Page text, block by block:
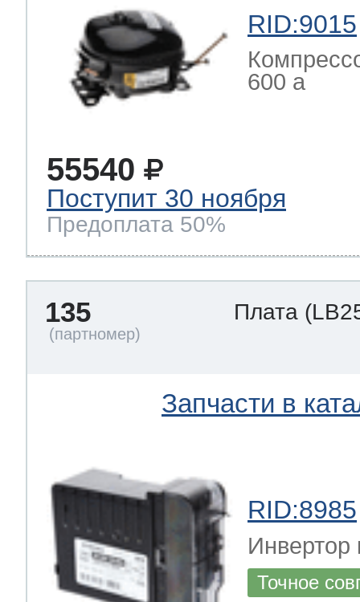
RID:9015
600 a
55540
Поступит 30 ноября
Предоплата 50%
135 Плата
Запчасти в
RID:8985
Инвертор
Точное